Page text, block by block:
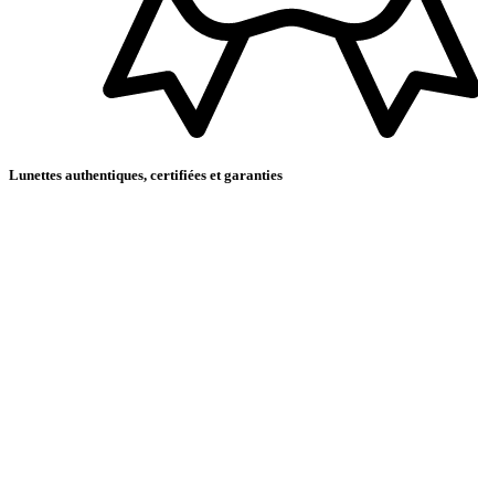
Lunettes authentiques, certifiées et garanties